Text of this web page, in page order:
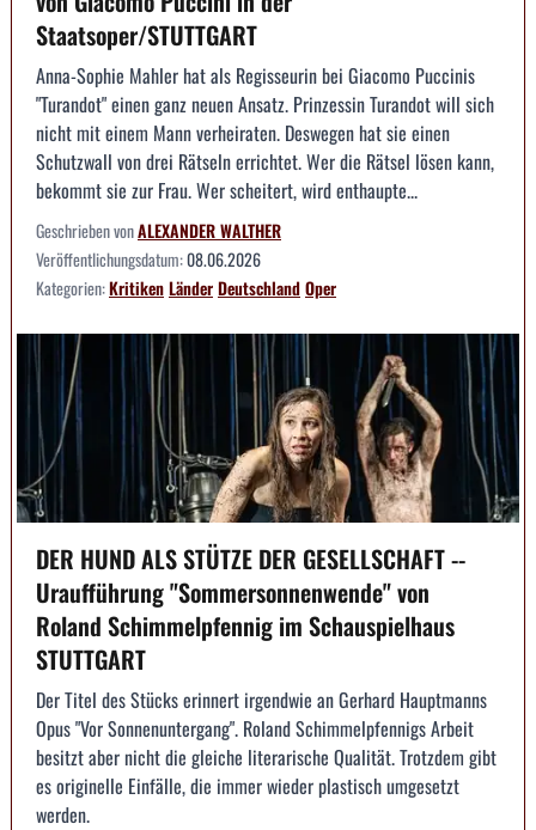
Staatsoper/STUTTGART
Anna-Sophie Mahler hat als Regisseurin bei Giacomo Puccinis
"Turandot" einen ganz neuen Ansatz. Prinzessin Turandot will sich
nicht mit einem Mann verheiraten. Deswegen hat sie einen
Schutzwall von drei Rätseln errichtet. Wer die Rätsel lösen kann,
bekommt sie zur Frau. Wer scheitert, wird enthaupte...
Geschrieben vonALEXANDER WALTHER
Veröffentlichungsdatum:08.06.2026
Kategorien:KritikenLänderDeutschlandOper
DER HUND ALS STÜTZE DER GESELLSCHAFT --
Uraufführung "Sommersonnenwende" von
Roland Schimmelpfennig im Schauspielhaus
STUTTGART
Der Titel des Stücks erinnert irgendwie an Gerhard Hauptmanns
Opus "Vor Sonnenuntergang". Roland Schimmelpfennigs Arbeit
besitzt aber nicht die gleiche literarische Qualität. Trotzdem gibt
es originelle Einfälle, die immer wieder plastisch umgesetzt
werden.